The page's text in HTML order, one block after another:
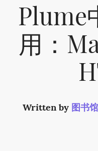
Plume
用：
Written by 图书